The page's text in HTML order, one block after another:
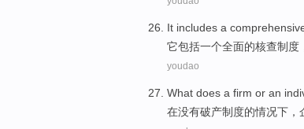
It includes a
它包括一个全面的核查制度
youdao
What does a firm or an
在没有破产制度的情况下，